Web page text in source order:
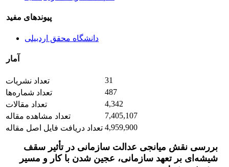
پیوندهای مفید
دانشگاه محقق اردبیلی
آمار
تعداد نشریات
31
تعداد شماره‌ها
487
تعداد مقالات
4,342
تعداد مشاهده مقاله
7,405,107
تعداد دریافت فایل اصل مقاله 4,959,900
بررسی نقش میانجی عدالت سازمانی در تأثیر سقف
شیشه‌ای بر تعهد سازمانی، عجین شدن با کار و ﻣﺴﻴﺮ